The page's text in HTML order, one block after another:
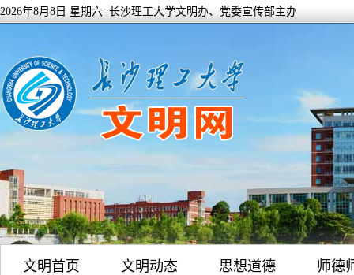
2026年8月8日 星期六 长沙理工大学文明办、党委宣传部主办
文明首页 文明动态 思想道德 师德